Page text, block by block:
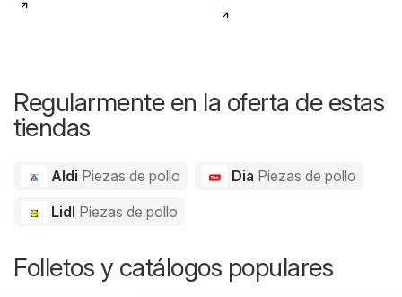
Regularmente en la oferta de estas
tiendas
Aldi Piezas de pollo Dia Piezas de pollo
Lidl Piezas de pollo
Folletos y catálogos populares